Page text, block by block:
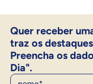
Quer receber
traz os
Preencha os
Dia".
Nome